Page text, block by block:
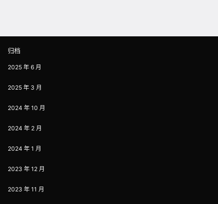
归档
2025 年 6 月
2025 年 3 月
2024 年 10 月
2024 年 2 月
2024 年 1 月
2023 年 12 月
2023 年 11 月